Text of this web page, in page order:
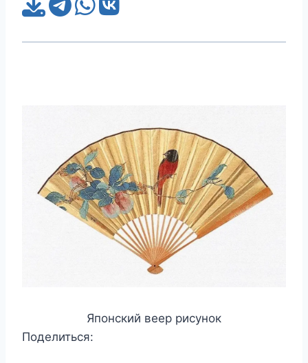
Японский веер рисунок
Поделиться: